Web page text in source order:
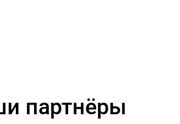
партнёры